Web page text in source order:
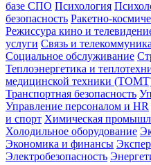
базе СПО Психология
безопасность Ракетно-
Режиссура кино и
услуги Связь и
Социальное обслуживание
Теплоэнергетика и
медицинской техники
Транспортная безопасность
Управление персоналом и HR
и спорт Химическая
Холодильное оборудование
Экономика и финансы
Электробезопасность